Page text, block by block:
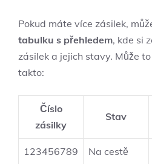
Pokud máte více zásilek,
tabulku s přehledem, kde si
zásilek a jejich stavy. Může
takto:
Číslo
zásilky
Stav
123456789 Na cestě